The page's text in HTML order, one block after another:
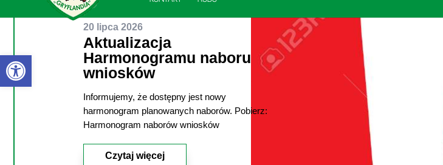
Otwórz pasek narzędzi
Aktualizacja
Harmonogramu naboru
wniosków
utworzone przez Aleksandra Szewczyk
20 lipca 2026
Aktualności| 0 Comments
Informujemy, że dostępny jest nowy
harmonogram planowanych naborów. Pobierz:
Harmonogram naborów wniosków
Czytaj więcej